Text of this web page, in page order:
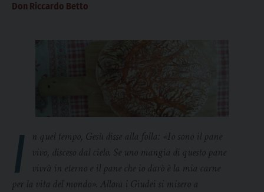
Don Riccardo Betto
I
n quel tempo, Gesù disse alla folla: «Io sono il pane
vivo, disceso dal cielo. Se uno mangia di questo pane
vivrà in eterno e il pane che io darò è la mia carne
per la vita del mondo». Allora i Giudei si misero a